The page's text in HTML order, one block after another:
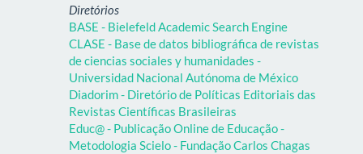
Diretórios
BASE - Bielefeld Academic Search Engine
CLASE - Base de datos bibliográfica de revistas
de ciencias sociales y humanidades -
Universidad Nacional Autónoma de México
Diadorim - Diretório de Políticas Editoriais das
Revistas Científicas Brasileiras
Educ@ - Publicação Online de Educação -
Metodologia Scielo - Fundação Carlos Chagas